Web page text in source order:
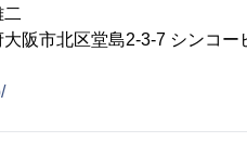
阪市北区堂島2-3-7 シンコー